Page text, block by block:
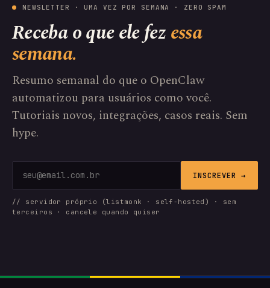
NEWSLETTER · UMA VEZ POR SEMANA · ZERO SPAM
Receba o que ele fezessa
semana.
Resumo semanal do que o OpenClaw
automatizou para usuários como você.
Tutoriais novos, integrações, casos reais. Sem
hype.
INSCREVER →
// servidor próprio (listmonk · self-hosted) · sem
terceiros · cancele quando quiser